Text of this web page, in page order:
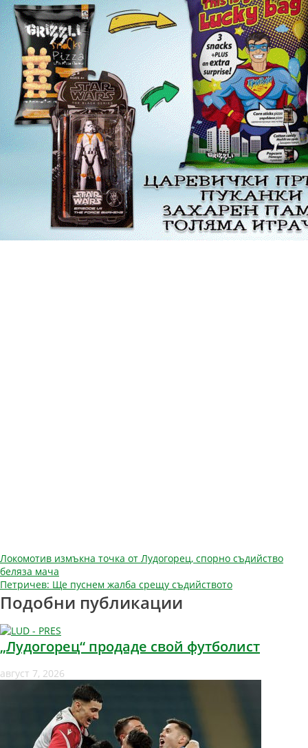
Навигация
Локомотив измъкна точка от Лудогорец, спорно съдийство
беляза мача
Петричев: Ще пуснем жалба срещу съдийството
Подобни публикации
„Лудогорец“ продаде свой футболист
август 7, 2026